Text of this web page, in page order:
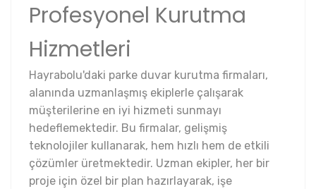
Profesyonel Kurutma
Hizmetleri
Hayrabolu'daki parke duvar kurutma firmaları,
alanında uzmanlaşmış ekiplerle çalışarak
müşterilerine en iyi hizmeti sunmayı
hedeflemektedir. Bu firmalar, gelişmiş
teknolojiler kullanarak, hem hızlı hem de etkili
çözümler üretmektedir. Uzman ekipler, her bir
proje için özel bir plan hazırlayarak, işe